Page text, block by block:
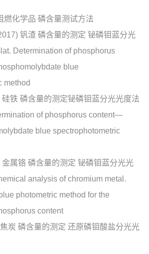
燃化学品 磷含量测试方法
钒渣 磷含量的测定 铋磷钼蓝分光
Determination of phosphorus
blue
method
铁 磷含量的测定铋磷钼蓝分光光度法
of phosphorus content—
blue spectrophotometric
属铬 磷含量的测定 铋磷钼蓝分光光
analysis of chromium metal.
photometric method for the
content
炭 磷含量的测定 还原磷钼酸盐分光光